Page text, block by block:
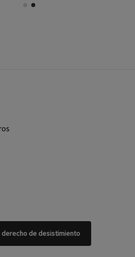
derecho de desistimiento